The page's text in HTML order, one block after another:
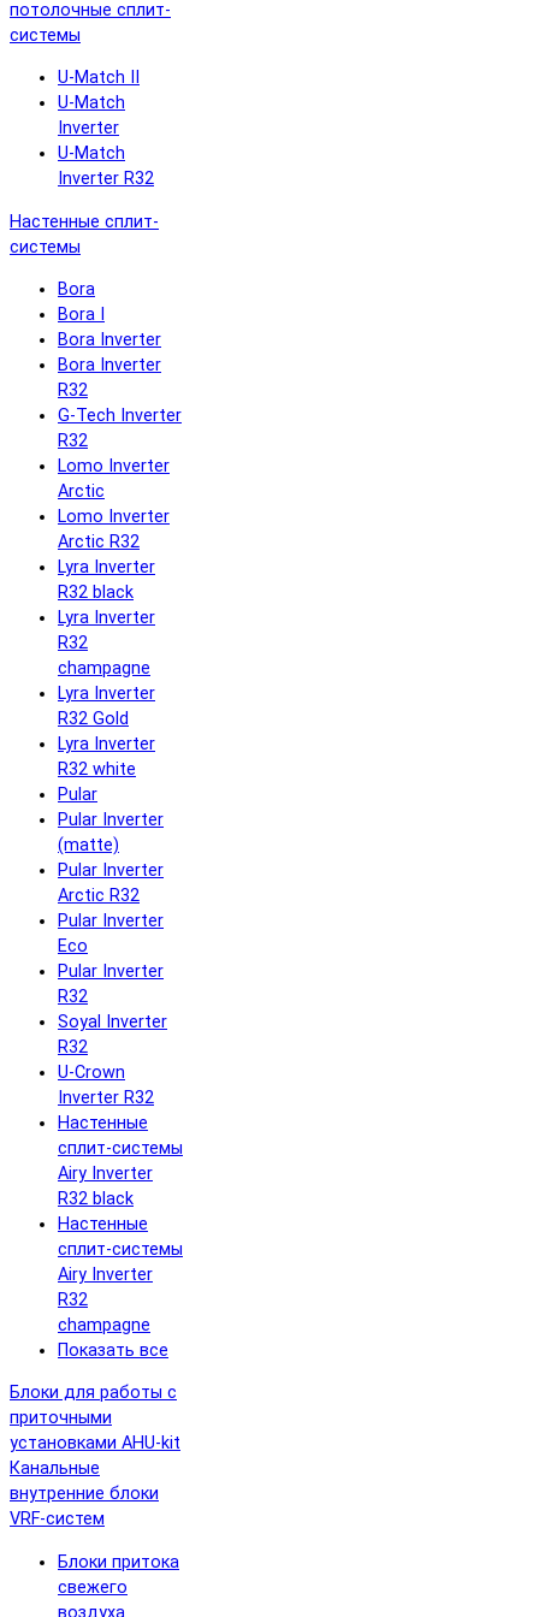
потолочные сплит-
системы
U-Match II
U-Match
Inverter
U-Match
Inverter R32
Настенные сплит-
системы
Bora
Bora I
Bora Inverter
Bora Inverter
R32
G-Tech Inverter
R32
Lomo Inverter
Arctic
Lomo Inverter
Arctic R32
Lyra Inverter
R32 black
Lyra Inverter
R32
champagne
Lyra Inverter
R32 Gold
Lyra Inverter
R32 white
Pular
Pular Inverter
(matte)
Pular Inverter
Arctic R32
Pular Inverter
Eco
Pular Inverter
R32
Soyal Inverter
R32
U-Crown
Inverter R32
Настенные
сплит-системы
Airy Inverter
R32 black
Настенные
сплит-системы
Airy Inverter
R32
champagne
Показать все
Блоки для работы с
приточными
установками AHU-kit
Канальные
внутренние блоки
VRF-систем
Блоки притока
свежего
воздуха